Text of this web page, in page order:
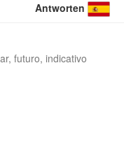
Antworten
futuro, indicativo